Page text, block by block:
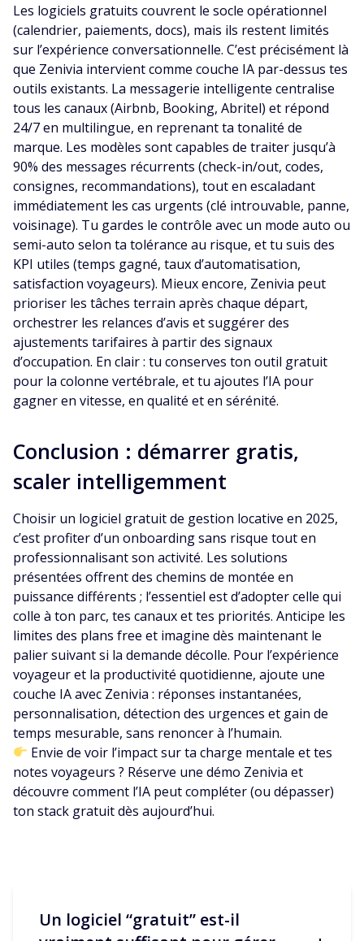
Les logiciels gratuits couvrent le socle opérationnel
(calendrier, paiements, docs), mais ils restent limités
sur l’expérience conversationnelle. C’est précisément là
que Zenivia intervient comme couche IA par-dessus tes
outils existants. La messagerie intelligente centralise
tous les canaux (Airbnb, Booking, Abritel) et répond
24/7 en multilingue, en reprenant ta tonalité de
marque. Les modèles sont capables de traiter jusqu’à
90% des messages récurrents (check-in/out, codes,
consignes, recommandations), tout en escaladant
immédiatement les cas urgents (clé introuvable, panne,
voisinage). Tu gardes le contrôle avec un mode auto ou
semi-auto selon ta tolérance au risque, et tu suis des
KPI utiles (temps gagné, taux d’automatisation,
satisfaction voyageurs). Mieux encore, Zenivia peut
prioriser les tâches terrain après chaque départ,
orchestrer les relances d’avis et suggérer des
ajustements tarifaires à partir des signaux
d’occupation. En clair : tu conserves ton outil gratuit
pour la colonne vertébrale, et tu ajoutes l’IA pour
gagner en vitesse, en qualité et en sérénité.
Conclusion : démarrer gratis,
scaler intelligemment
Choisir un logiciel gratuit de gestion locative en 2025,
c’est profiter d’un onboarding sans risque tout en
professionnalisant son activité. Les solutions
présentées offrent des chemins de montée en
puissance différents ; l’essentiel est d’adopter celle qui
colle à ton parc, tes canaux et tes priorités. Anticipe les
limites des plans free et imagine dès maintenant le
palier suivant si la demande décolle. Pour l’expérience
voyageur et la productivité quotidienne, ajoute une
couche IA avec Zenivia : réponses instantanées,
personnalisation, détection des urgences et gain de
temps mesurable, sans renoncer à l’humain.
Envie de voir l’impact sur ta charge mentale et tes
notes voyageurs ? Réserve une démo Zenivia et
découvre comment l’IA peut compléter (ou dépasser)
ton stack gratuit dès aujourd’hui.
Un logiciel “gratuit” est-il